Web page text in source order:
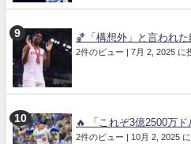
🏀「構想外」と言われ
2件のビュー 7月 2, 2025 に
🔥 「これぞ3億2500万ド
2件のビュー 10月 2, 2025